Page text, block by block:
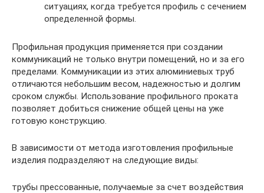
ситуациях, когда требуется профиль с сечением
определенной формы.
Профильная продукция применяется при создании
коммуникаций не только внутри помещений, но и за его
пределами. Коммуникации из этих алюминиевых труб
отличаются небольшим весом, надежностью и долгим
сроком службы. Использование профильного проката
позволяет добиться снижение общей цены на уже
готовую конструкцию.
В зависимости от метода изготовления профильные
изделия подразделяют на следующие виды:
трубы прессованные, получаемые за счет воздействия